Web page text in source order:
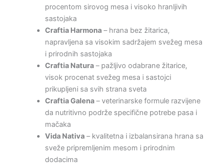
procentom sirovog mesa i visoko hranljivih
sastojaka
Craftia Harmona– hrana bez žitarica,
napravljena sa visokim sadržajem svežeg mesa
i prirodnih sastojaka
Craftia Natura– pažljivo odabrane žitarice,
visok procenat svežeg mesa i sastojci
prikupljeni sa svih strana sveta
Craftia Galena– veterinarske formule razvijene
da nutritivno podrže specifične potrebe pasa i
mačaka
Vida Nativa– kvalitetna i izbalansirana hrana sa
sveže pripremljenim mesom i prirodnim
dodacima